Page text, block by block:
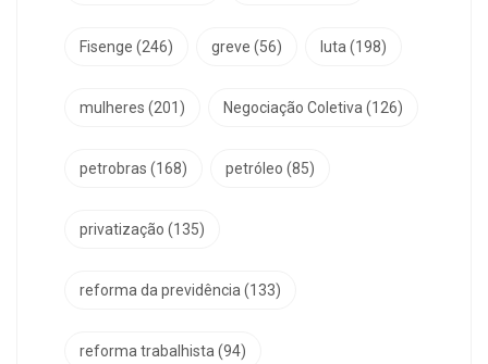
Fisenge (246) greve (56) luta (198)
mulheres (201) Negociação Coletiva (126)
petrobras (168) petróleo (85)
privatização (135)
reforma da previdência (133)
reforma trabalhista (94)